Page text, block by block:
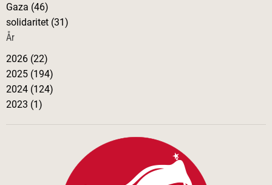
Gaza (46)
solidaritet (31)
År
2026 (22)
2025 (194)
2024 (124)
2023 (1)